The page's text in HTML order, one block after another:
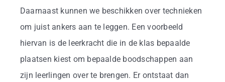
Daarnaast kunnen we beschikken over technieken
om juist ankers aan te leggen. Een voorbeeld
hiervan is de leerkracht die in de klas bepaalde
plaatsen kiest om bepaalde boodschappen aan
zijn leerlingen over te brengen. Er ontstaat dan